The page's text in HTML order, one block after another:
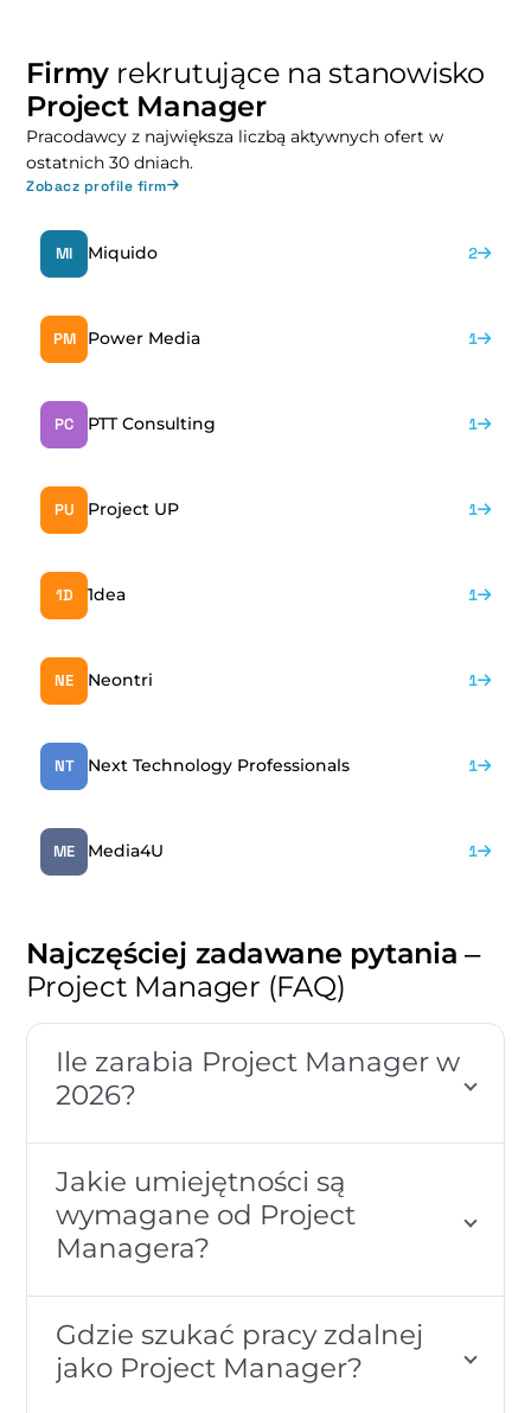
Firmy rekrutujące na stanowisko
Project Manager
Pracodawcy z największa liczbą aktywnych ofert w
ostatnich 30 dniach.
Zobacz profile firm
MI Miquido 2
PM Power Media 1
PC PTT Consulting 1
PU Project UP 1
1D 1dea 1
NE Neontri 1
NT Next Technology Professionals 1
ME Media4U 1
Najczęściej zadawane pytania –
Project Manager (FAQ)
Ile zarabia Project Manager w
2026?
Jakie umiejętności są
wymagane od Project
Managera?
Gdzie szukać pracy zdalnej
jako Project Manager?